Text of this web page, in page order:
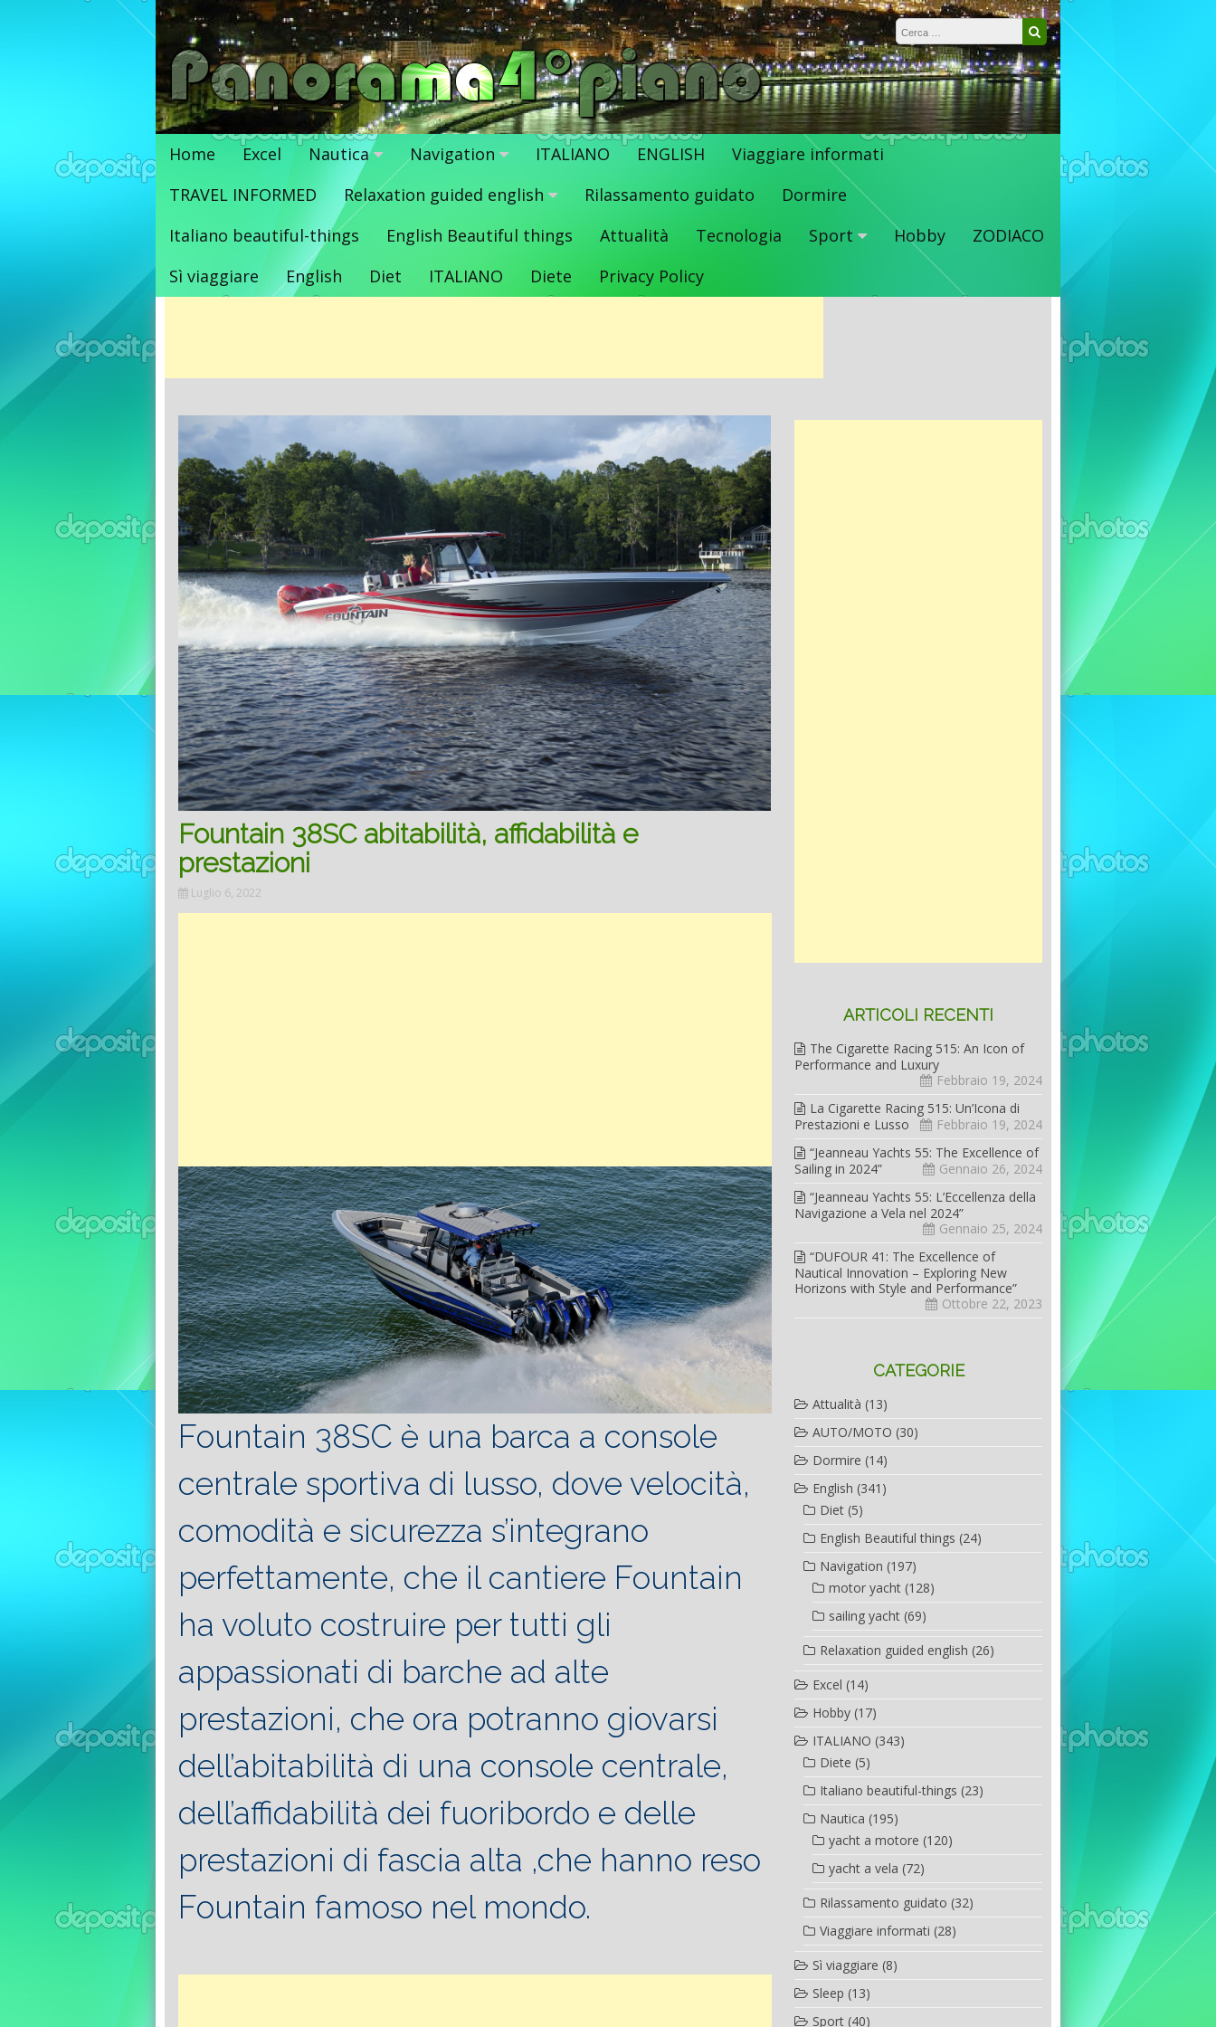
Vai
contenuto
Ricerca per:
Cerca
Home Excel Nautica Navigation ITALIANO ENGLISH
Viaggiare informati
TRAVEL INFORMED
Relaxation guided english Rilassamento guidato
Dormire
Italiano beautiful-things
English Beautiful things Attualità Tecnologia Sport Hobby
ZODIACO
Sì viaggiare
English Diet ITALIANO Diete Privacy Policy
Fountain 38SC abitabilità, affidabilità e
prestazioni
Luglio 6, 2022
Fountain 38SC è una barca a console
centrale sportiva di lusso, dove velocità,
comodità e sicurezza s’integrano
perfettamente, che il cantiere Fountain
ha voluto costruire per tutti gli
appassionati di barche ad alte
prestazioni, che ora potranno giovarsi
dell’abitabilità di una console centrale,
dell’affidabilità dei fuoribordo e delle
prestazioni di fascia alta ,che hanno reso
Fountain famoso nel mondo.
ARTICOLI RECENTI
The Cigarette Racing 515: An Icon of
Performance and Luxury
Febbraio 19, 2024
La Cigarette Racing 515: Un’Icona di
Prestazioni e Lusso
Febbraio 19, 2024
“Jeanneau Yachts 55: The Excellence of
Sailing in 2024”
Gennaio 26, 2024
“Jeanneau Yachts 55: L’Eccellenza della
Navigazione a Vela nel 2024”
Gennaio 25, 2024
“DUFOUR 41: The Excellence of
Nautical Innovation – Exploring New
Horizons with Style and Performance”
Ottobre 22, 2023
CATEGORIE
Attualità (13)
AUTO/MOTO (30)
Dormire (14)
English (341)
Diet (5)
English Beautiful things (24)
Navigation (197)
motor yacht (128)
sailing yacht (69)
Relaxation guided english (26)
Excel (14)
Hobby (17)
ITALIANO (343)
Diete (5)
Italiano beautiful-things (23)
Nautica (195)
yacht a motore (120)
yacht a vela (72)
Rilassamento guidato (32)
Viaggiare informati (28)
Sì viaggiare (8)
Sleep (13)
Sport (40)